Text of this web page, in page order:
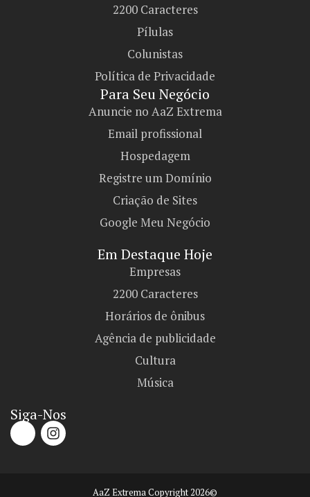
2200 Caracteres
Pílulas
Colunistas
Política de Privacidade
Para Seu Negócio​
Anuncie no AaZ Extrema
Email profissional
Hospedagem
Registre um Domínio
Criação de Sites
Google Meu Negócio
Em Destaque Hoje
Empresas
2200 Caracteres
Horários de ônibus
Agência de publicidade
Cultura
Música
Siga-Nos
AaZ Extrema Copyright 2026©